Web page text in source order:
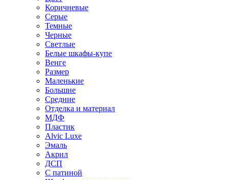
Коричневые
Серые
Темные
Черные
Светлые
Белые шкафы-купе
Венге
Размер
Маленькие
Большие
Средние
Отделка и материал
МДФ
Пластик
Alvic Luxe
Эмаль
Акрил
ДСП
С патиной